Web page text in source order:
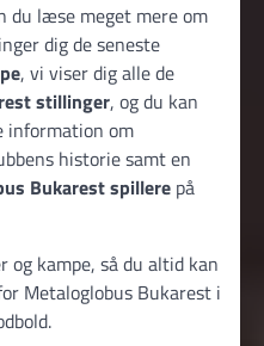
du læse meget mere om
dig de seneste
, vi viser dig alle de
stillinger, og du kan
information om
historie samt en
Bukarest spillere på
og kampe, så du altid kan
Metaloglobus Bukarest i